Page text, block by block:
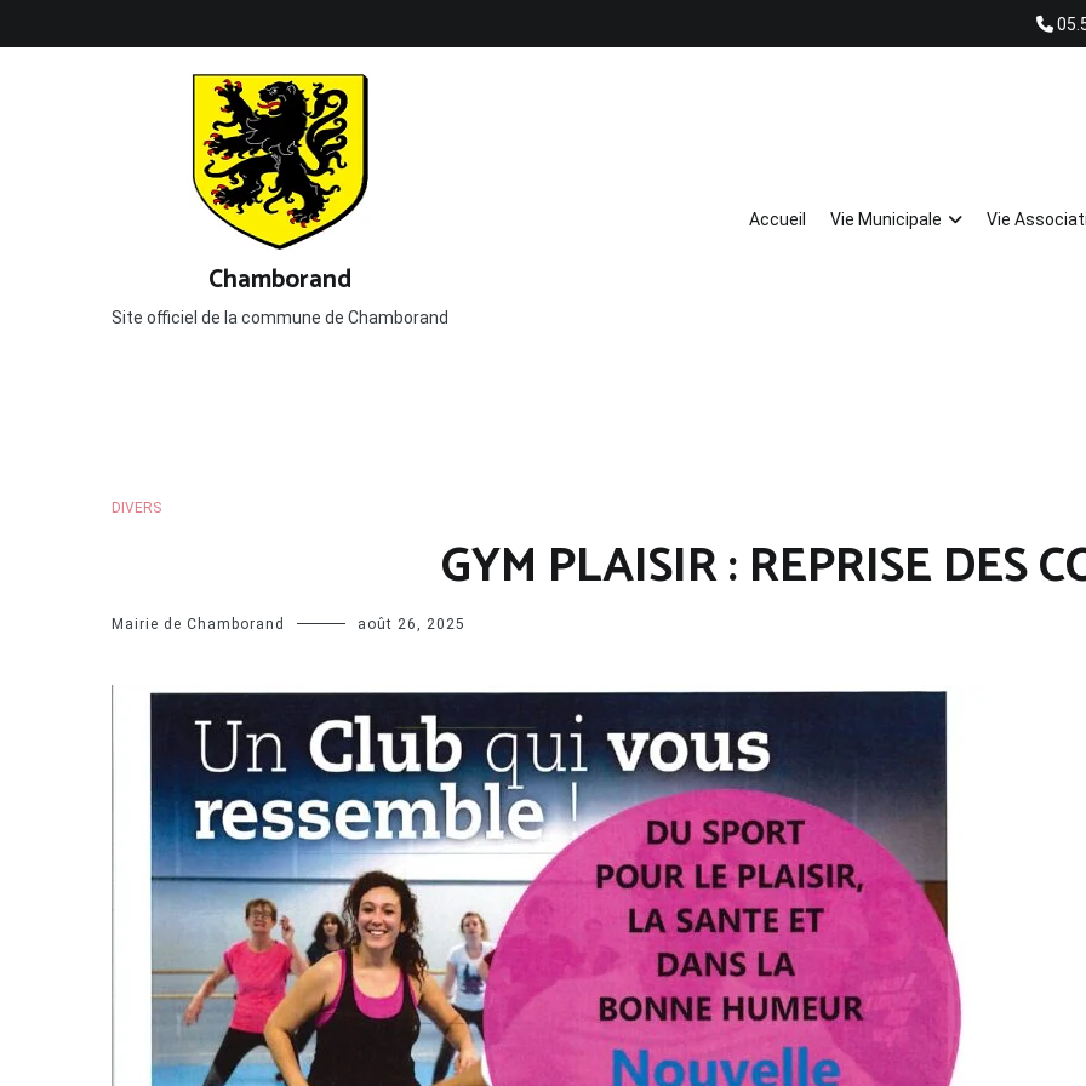
Chamborand
Site officiel de la commune de Chamborand
Accueil Vie Municipale Vie
DIVERS
GYM PLAISIR : REPRISE DES
Mairie de Chamborand août 26, 2025